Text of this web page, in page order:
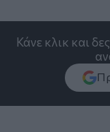
Κάνε κλικ και